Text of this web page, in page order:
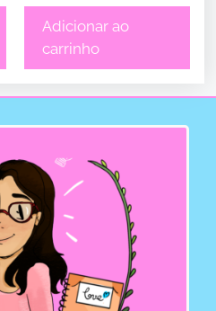
Adicionar ao
carrinho